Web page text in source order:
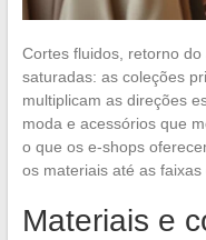
Cortes fluidos, retorno
saturadas: as coleções
multiplicam as direções
moda e acessórios que
o que os e-shops
os materiais até as faixas
Materiais e